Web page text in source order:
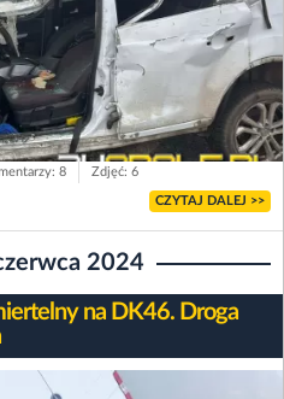
8 Zdjęć: 6
CZYTAJ DALEJ >>
2024
na DK46. Droga